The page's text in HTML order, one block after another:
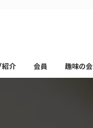
紹介 会員 趣味の会